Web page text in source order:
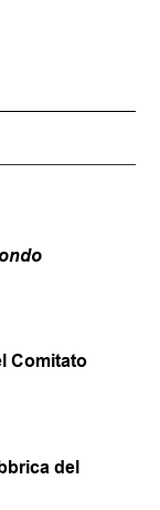
Comitato
del